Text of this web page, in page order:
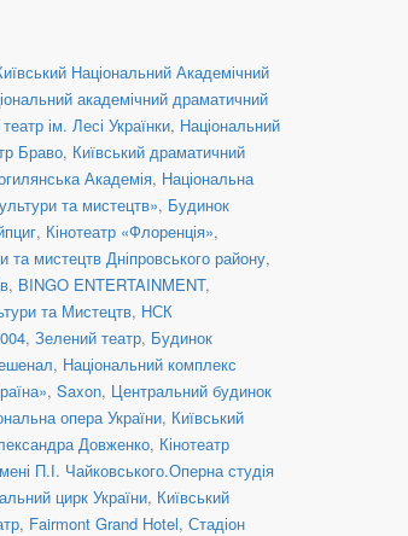
Національний Академічний
академічний драматичний
ім. Лесі Українки, Національний
Браво, Київський драматичний
Академія, Національна
та мистецтв», Будинок
, Кінотеатр «Флоренція»,
та мистецтв Дніпровського району,
, BINGO ENTERTAINMENT,
та Мистецтв, НСК
, Зелений театр, Будинок
, Національний комплекс
, Saxon, Центральний будинок
опера України, Київський
Довженко, Кінотеатр
П.І. Чайковського.Оперна студія
цирк України, Київський
, Fairmont Grand Hotel, Стадіон